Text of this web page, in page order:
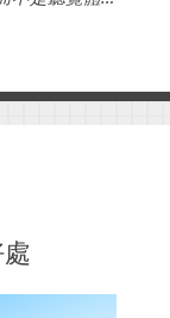
價值，有